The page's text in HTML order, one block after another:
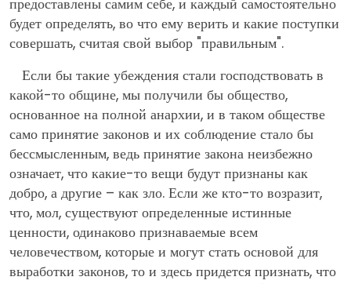
предоставлены самим себе, и каждый самостоятельно
будет определять, во что ему верить и какие поступки
совершать, считая свой выбор "правильным".
Если бы такие убеждения стали господствовать в
какой-то общине, мы получили бы общество,
основанное на полной анархии, и в таком обществе
само принятие законов и их соблюдение стало бы
бессмысленным, ведь принятие закона неизбежно
означает, что какие-то вещи будут признаны как
добро, а другие – как зло. Если же кто-то возразит,
что, мол, существуют определенные истинные
ценности, одинаково признаваемые всем
человечеством, которые и могут стать основой для
выработки законов, то и здесь придется признать, что